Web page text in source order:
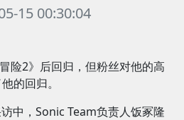
15 00:30:04
险2》后回归，但粉丝对他的高
的回归。
中，Sonic Team负责人饭冢隆